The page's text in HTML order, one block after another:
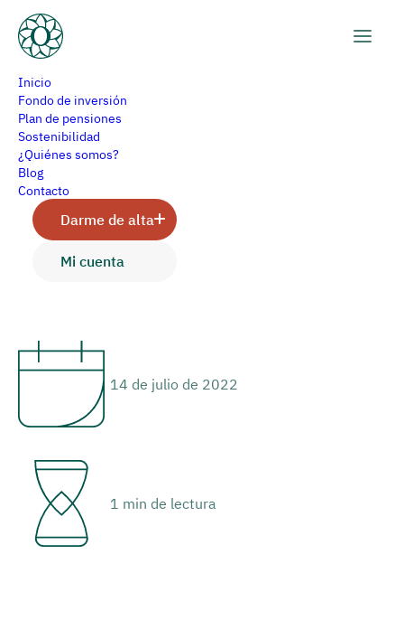
Inicio
Fondo de inversión
Plan de pensiones
Sostenibilidad
¿Quiénes somos?
Blog
Contacto
Darme de alta
Mi cuenta
Impacto y motivos de la
paridad euro-dólar
14 de julio de 2022
1 min de lectura